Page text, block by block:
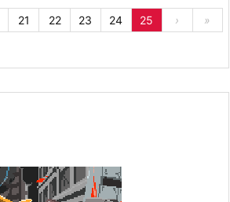
21 22 23 24 25 › »